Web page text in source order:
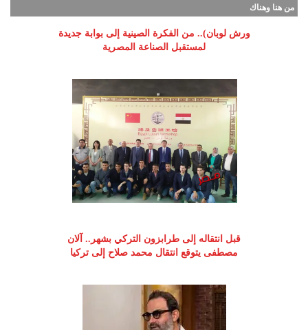
من هنا وهناك
ورش لوبان).. من الفكرة الصينية إلى بوابة جديدة
لمستقبل الصناعة المصرية
قبل انتقاله إلى طرابزون التركي بشهر.. آلان
مصطفى يتوقع انتقال محمد صلاح إلى تركيا